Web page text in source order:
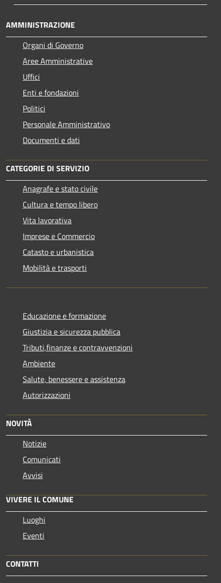
AMMINISTRAZIONE
Organi di Governo
Aree Amministrative
Uffici
Enti e fondazioni
Politici
Personale Amministrativo
Documenti e dati
CATEGORIE DI SERVIZIO
Anagrafe e stato civile
Cultura e tempo libero
Vita lavorativa
Imprese e Commercio
Catasto e urbanistica
Mobilità e trasporti
Educazione e formazione
Giustizia e sicurezza pubblica
Tributi,finanze e contravvenzioni
Ambiente
Salute, benessere e assistenza
Autorizzazioni
NOVITÀ
Notizie
Comunicati
Avvisi
VIVERE IL COMUNE
Luoghi
Eventi
CONTATTI